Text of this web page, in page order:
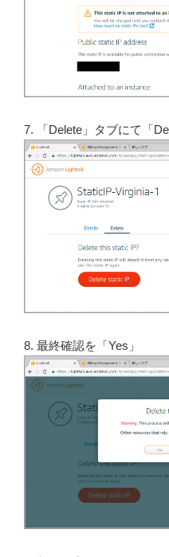
7. 「Delete」タブにて「
8. 最終確認を「Yes」